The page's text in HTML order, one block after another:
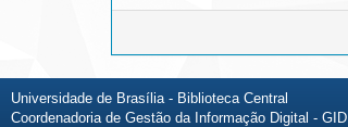
Universidade de Brasília - Biblioteca Central
Coordenadoria de Gestão da Informação Digital - GID